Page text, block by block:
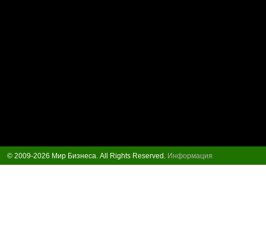
© 2009-2026 Мир Бизнеса. All Rights Reserved. Информация